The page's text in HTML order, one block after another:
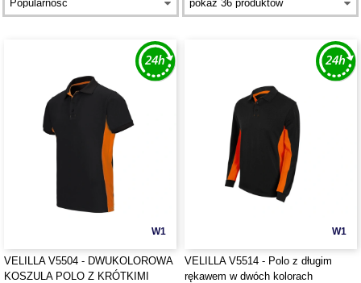
W1
VELILLA V5504 - DWUKOLOROWA
KOSZULA POLO Z KRÓTKIMI
W1
VELILLA V5514 - Polo z długim
rękawem w dwóch kolorach